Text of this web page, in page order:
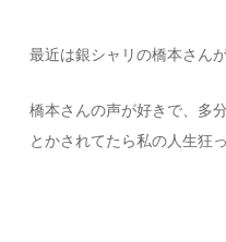
最近は銀シャリの橋本さん
橋本さんの声が好きで、多
とかされてたら私の人生狂